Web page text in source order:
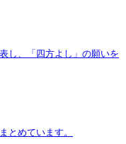
し、「四方よし」の願いを
とめています。